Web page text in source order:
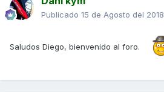
Publicado 15 de Agosto del 2018
Saludos Diego, bienvenido al foro.